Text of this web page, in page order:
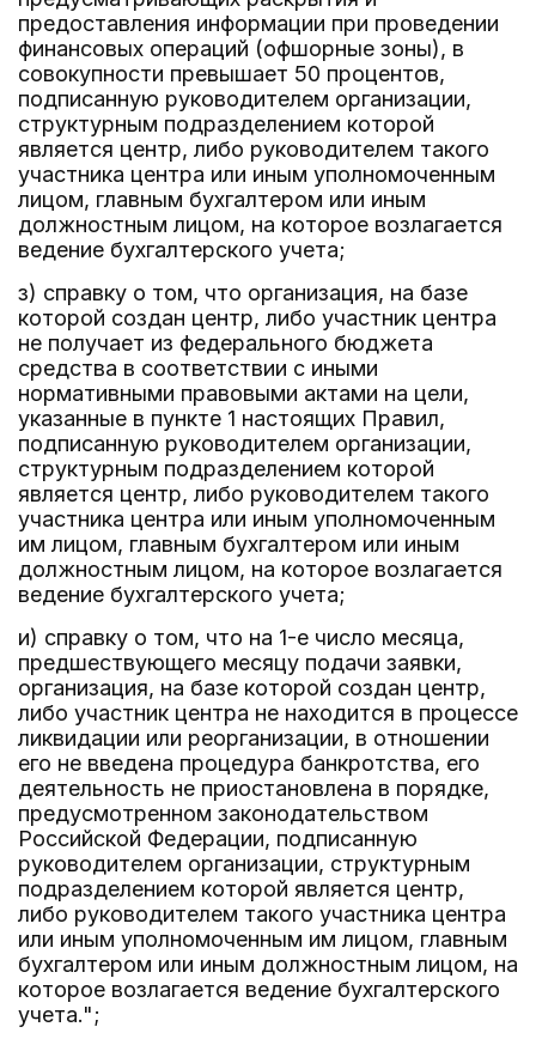
предоставления информации при проведении
финансовых операций (офшорные зоны), в
совокупности превышает 50 процентов,
подписанную руководителем организации,
структурным подразделением которой
является центр, либо руководителем такого
участника центра или иным уполномоченным
лицом, главным бухгалтером или иным
должностным лицом, на которое возлагается
ведение бухгалтерского учета;
з) справку о том, что организация, на базе
которой создан центр, либо участник центра
не получает из федерального бюджета
средства в соответствии с иными
нормативными правовыми актами на цели,
указанные в пункте 1 настоящих Правил,
подписанную руководителем организации,
структурным подразделением которой
является центр, либо руководителем такого
участника центра или иным уполномоченным
им лицом, главным бухгалтером или иным
должностным лицом, на которое возлагается
ведение бухгалтерского учета;
и) справку о том, что на 1-е число месяца,
предшествующего месяцу подачи заявки,
организация, на базе которой создан центр,
либо участник центра не находится в процессе
ликвидации или реорганизации, в отношении
его не введена процедура банкротства, его
деятельность не приостановлена в порядке,
предусмотренном законодательством
Российской Федерации, подписанную
руководителем организации, структурным
подразделением которой является центр,
либо руководителем такого участника центра
или иным уполномоченным им лицом, главным
бухгалтером или иным должностным лицом, на
которое возлагается ведение бухгалтерского
учета.";